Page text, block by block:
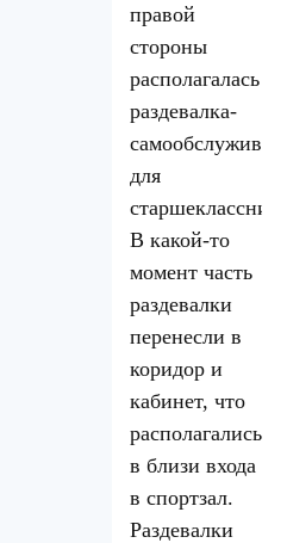
правой
стороны
располагалась
раздевалка-
для
В какой-то
момент часть
раздевалки
перенесли в
коридор и
кабинет, что
располагались
в близи входа
в спортзал.
Раздевалки